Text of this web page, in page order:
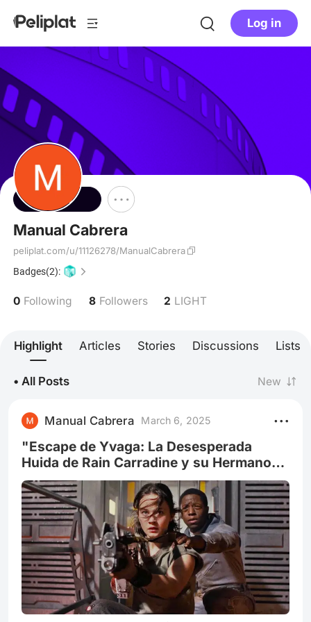
Log in
Follow
Manual Cabrera
peliplat.com/u/11126278/ManualCabrera
Badges(2):
0 Following 8 Followers 2 LIGHT
Highlight Articles Stories Discussions Lists
• All Posts New
Manual Cabrera March 6, 2025
"Escape de Yvaga: La Desesperada
Huida de Rain Carradine y su Hermano
Andy a Través de un Planeta Invadido
por alien.